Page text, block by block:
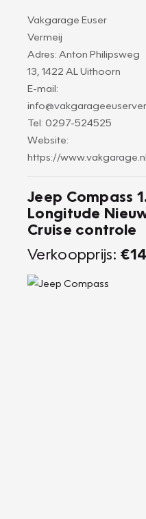
Vakgarage Euser
Vermeij
Adres: Anton Philipsweg
13, 1422 AL Uithoorn
E-mail:
Tel: 0297-524525
Website:
https://www.vakgarage.nl
Jeep Compass
Longitude
Cruise controle
Verkoopprijs: